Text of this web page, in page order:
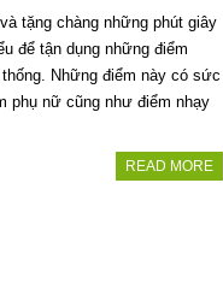
tặng chàng những phút giây
để tận dụng những điểm
Những điểm này có sức
phụ nữ cũng như điểm nhạy
READ MORE